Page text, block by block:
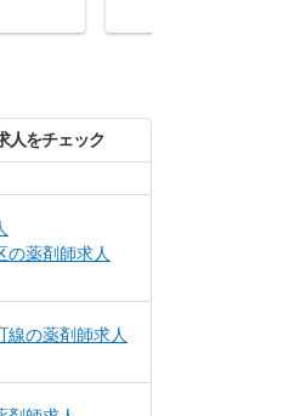
人をチェック
の薬剤師求人
線の薬剤師求人